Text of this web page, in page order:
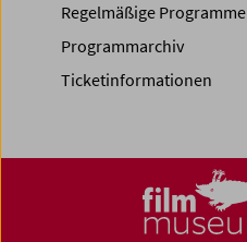
Regelmäßige Programme
Programmarchiv
Ticketinformationen